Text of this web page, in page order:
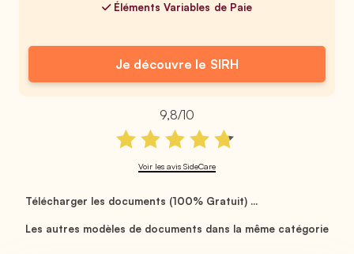
Éléments Variables de Paie
Je découvre le SIRH
9,8/10
Voir les avis SideCare
Télécharger les documents (100% Gratuit) ...
Les autres modèles de documents dans la même catégorie